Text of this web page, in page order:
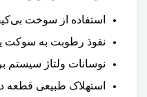
استفاده از سوخت
نفوذ رطوبت به سوکت
نوسانات ولتاژ سیستم
استهلاک طبیعی قطعه